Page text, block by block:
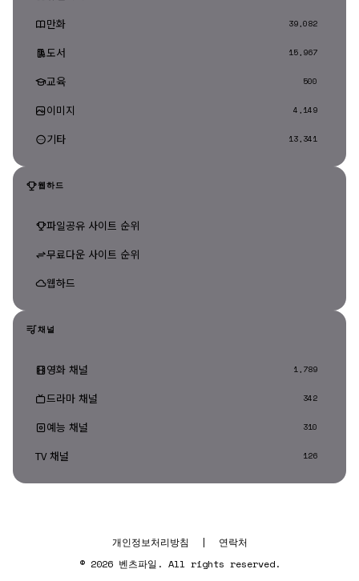
만화 39,082
도서 15,967
교육 500
이미지 4,149
기타 13,341
웹하드
파일공유 사이트 순위
무료다운 사이트 순위
웹하드
채널
영화 채널 1,789
드라마 채널 342
예능 채널 310
TV 채널 126
개인정보처리방침 |
연락처
© 2026 벤츠파일. All rights reserved.